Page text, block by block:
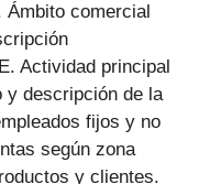
Ámbito comercial
Actividad principal
y descripción de la
fijos y no
según zona
y clientes.